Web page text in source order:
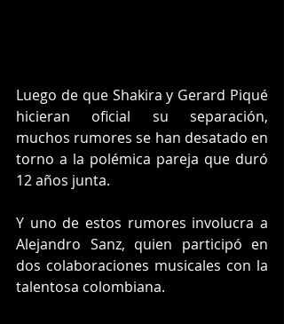
Luego de que Shakira y Gerard Piqué
hicieran oficial su separación,
muchos rumores se han desatado en
torno a la polémica pareja que duró
12 años junta.
Y uno de estos rumores involucra a
Alejandro Sanz, quien participó en
dos colaboraciones musicales con la
talentosa colombiana.